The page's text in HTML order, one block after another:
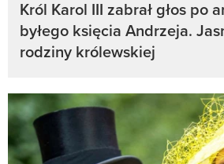
Król Karol III zabrał głos po
byłego księcia Andrzeja.
rodziny królewskiej